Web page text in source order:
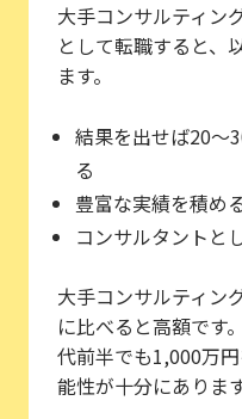
大手コンサルティン
として転職すると、
ます。
結果を出せば20～
る
豊富な実績を積め
コンサルタントと
大手コンサルティン
に比べると高額です
代前半でも1,000万
能性が十分にあります